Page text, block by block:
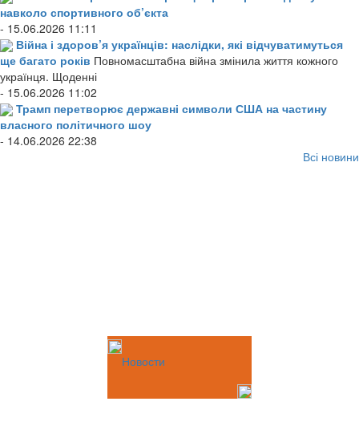
навколо спортивного об’єкта
- 15.06.2026 11:11
Війна і здоров’я українців: наслідки, які відчуватимуться
ще багато років Повномасштабна війна змінила життя кожного
українця. Щоденні
- 15.06.2026 11:02
Трамп перетворює державні символи США на частину
власного політичного шоу
- 14.06.2026 22:38
Всі новини
Новости